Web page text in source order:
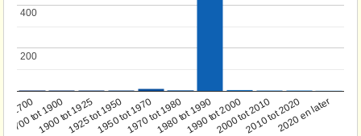
1700
1700 tot 1900
1900 tot 19251925 tot 19501950 tot 19701970 tot 19801980 tot 19901990 tot 20002000 tot 20102010 tot 20202020 en later
200
200
400
400